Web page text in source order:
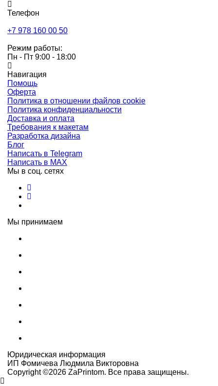
Телефон
+7 978 160 00 50
Режим работы:
Пн - Пт 9:00 - 18:00
Навигация
Помощь
Оферта
Политика в отношении файлов cookie
Политика конфиденциальности
Доставка и оплата
Требования к макетам
Разработка дизайна
Блог
Написать в Telegram
Написать в MAX
Мы в соц. сетях
Мы принимаем
Юридическая информация
ИП Фомичева Людмила Викторовна
Copyright ©2026 ZaPrintom. Все права защищены.